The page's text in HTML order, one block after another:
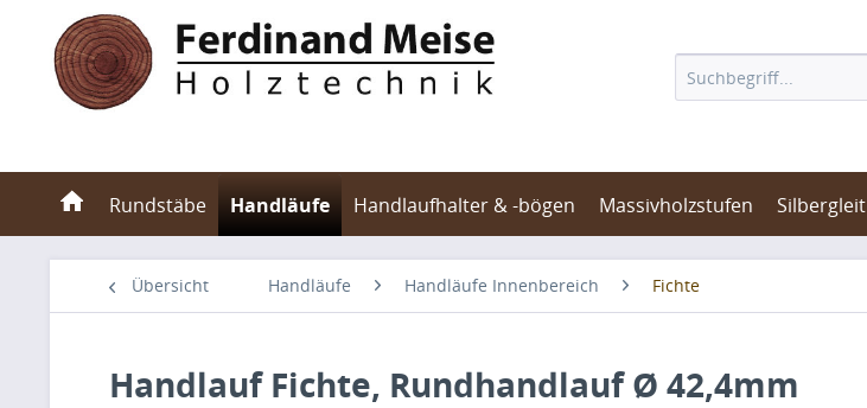
Rundstäbe Handläufe Handlaufhalter & -bögen Massivholzstufen Silbergleit
Übersicht Handläufe Handläufe Innenbereich Fichte
Handlauf Fichte, Rundhandlauf Ø 42,4mm